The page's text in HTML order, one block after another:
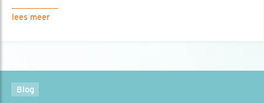
lees meer
Blog